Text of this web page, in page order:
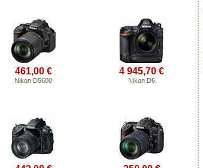
461,00 €
Nikon D5600
4 945,70 €
Nikon D6